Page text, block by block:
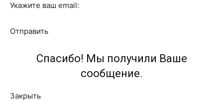
Укажите ваш email:
Отправить
Спасибо! Мы получили Ваше
сообщение.
Закрыть